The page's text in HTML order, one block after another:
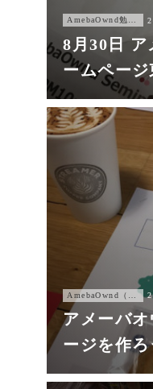
AmebaOwnd勉強会
8月30日 ア
ームペー
アメーバ
ージを作ろ